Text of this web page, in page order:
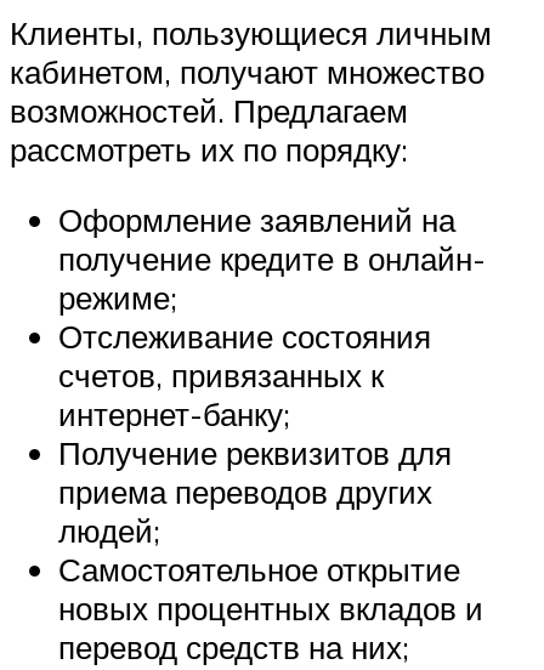
Клиенты, пользующиеся личным
кабинетом, получают множество
возможностей. Предлагаем
рассмотреть их по порядку:
Оформление заявлений на
получение кредите в онлайн-
режиме;
Отслеживание состояния
счетов, привязанных к
интернет-банку;
Получение реквизитов для
приема переводов других
людей;
Самостоятельное открытие
новых процентных вкладов и
перевод средств на них;